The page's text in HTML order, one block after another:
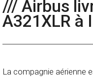
/// Airbus
A321XLR à
La compagnie aérienne